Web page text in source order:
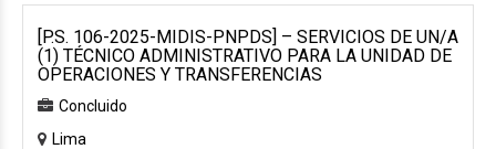
[P.S. 106-2025-MIDIS-PNPDS] – SERVICIOS DE UN/A
(1) TÉCNICO ADMINISTRATIVO PARA LA UNIDAD DE
OPERACIONES Y TRANSFERENCIAS
Concluido
Lima